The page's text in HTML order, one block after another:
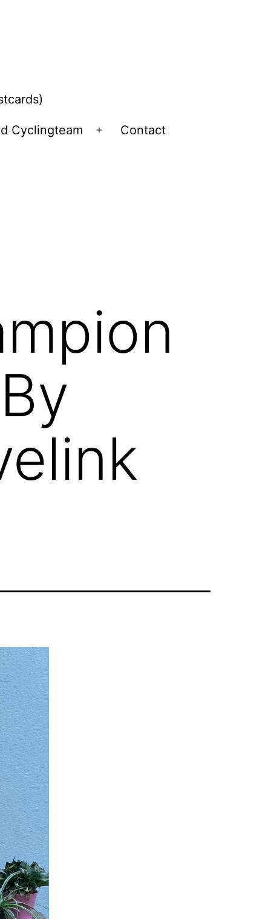
Cyclingteam
Open
Contact